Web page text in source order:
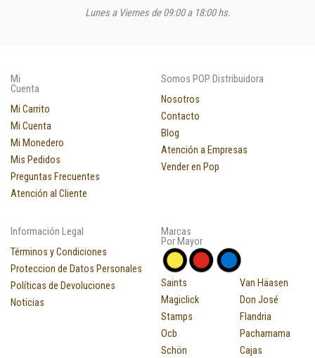
Lunes a Viernes de 09:00 a 18:00 hs.
Mi
Cuenta
Mi Carrito
Mi Cuenta
Mi Monedero
Mis Pedidos
Preguntas Frecuentes
Atención al Cliente
Somos POP Distribuidora
Nosotros
Contacto
Blog
Atención a Empresas
Vender en Pop
Información Legal
Términos y Condiciones
Proteccion de Datos Personales
Políticas de Devoluciones
Noticias
Marcas
Por Mayor
Saints
Magiclick
Stamps
Ocb
Schön
Van Häasen
Don José
Flandria
Pachamama
Cajas